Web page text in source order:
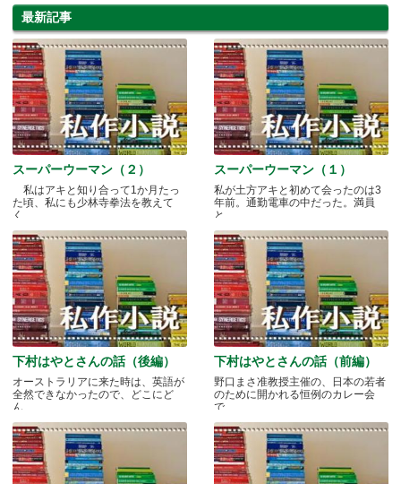
最新記事
スーパーウーマン（２）
私はアキと知り合って1か月たっ
た頃、私にも少林寺拳法を教えて
く.....
スーパーウーマン（１）
私が土方アキと初めて会ったのは3
年前。通勤電車の中だった。満員
と.....
下村はやとさんの話（後編）
オーストラリアに来た時は、英語が
全然できなかったので、どこにど
ん.....
下村はやとさんの話（前編）
野口まさ准教授主催の、日本の若者
のために開かれる恒例のカレー会
で.....